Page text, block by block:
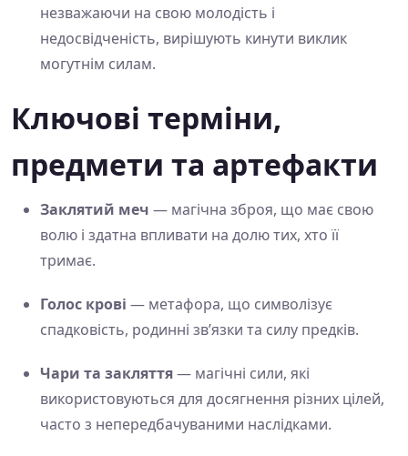
незважаючи на свою молодість і
недосвідченість, вирішують кинути виклик
могутнім силам.
Ключові терміни,
предмети та артефакти
Заклятий меч — магічна зброя, що має свою
волю і здатна впливати на долю тих, хто її
тримає.
Голос крові — метафора, що символізує
спадковість, родинні зв’язки та силу предків.
Чари та закляття— магічні сили, які
використовуються для досягнення різних цілей,
часто з непередбачуваними наслідками.